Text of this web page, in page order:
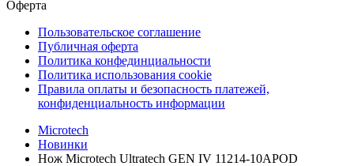
Оферта
Пользовательское соглашение
Публичная оферта
Политика конфединциальности
Политика использования cookie
Правила оплаты и безопасность платежей,
конфиденциальность информации
Microtech
Новинки
Нож Microtech Ultratech GEN IV 11214-10APOD